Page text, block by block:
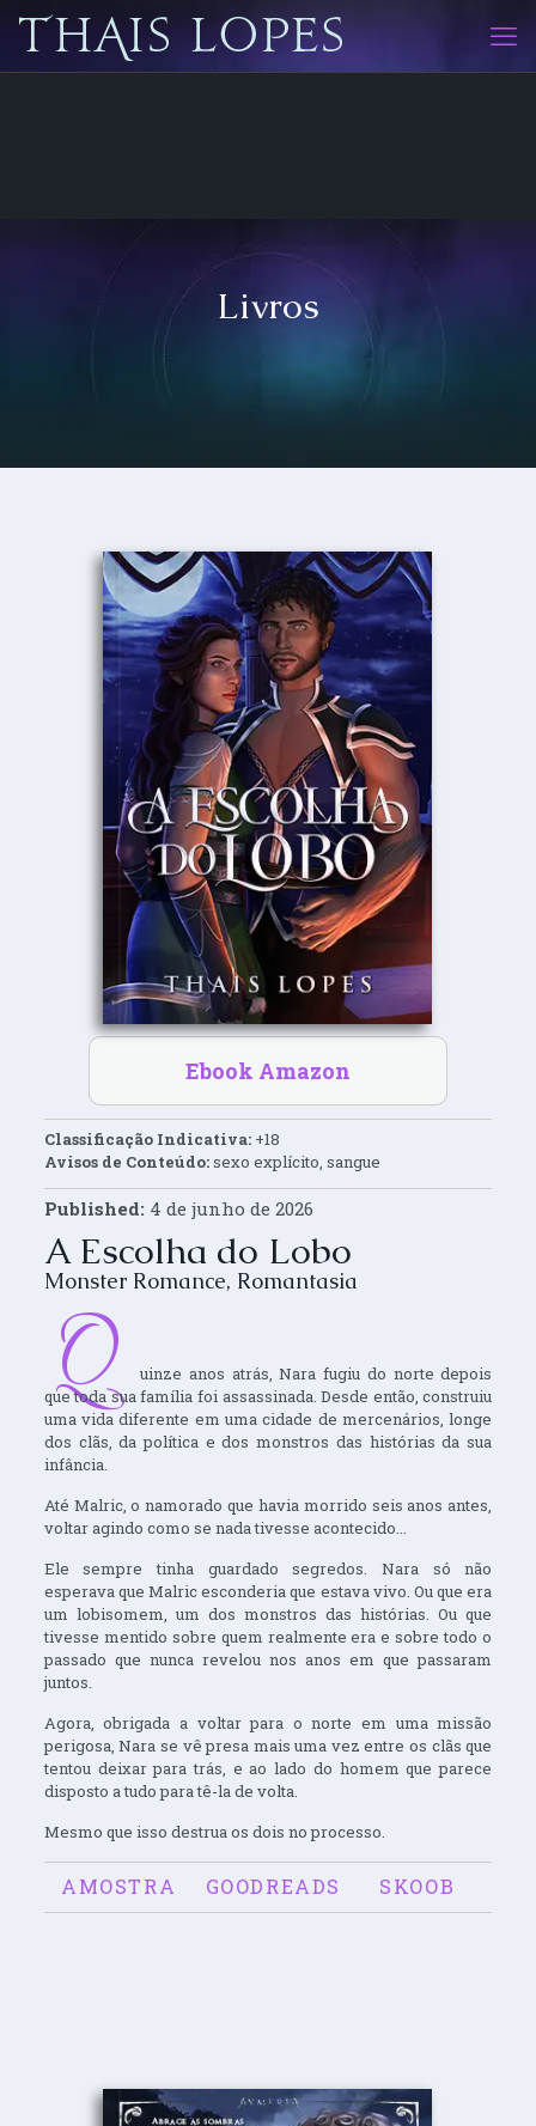
Livros
Ebook Amazon
Classificação Indicativa:+18
Avisos de Conteúdo:sexo explícito, sangue
Published: 4 de junho de 2026
A Escolha do Lobo
Monster Romance, Romantasia
Q
uinze anos atrás, Nara fugiu do norte depois
que toda sua família foi assassinada. Desde então, construiu
uma vida diferente em uma cidade de mercenários, longe
dos clãs, da política e dos monstros das histórias da sua
infância.
Até Malric, o namorado que havia morrido seis anos antes,
voltar agindo como se nada tivesse acontecido...
Ele sempre tinha guardado segredos. Nara só não
esperava que Malric esconderia que estava vivo. Ou que era
um lobisomem, um dos monstros das histórias. Ou que
tivesse mentido sobre quem realmente era e sobre todo o
passado que nunca revelou nos anos em que passaram
juntos.
Agora, obrigada a voltar para o norte em uma missão
perigosa, Nara se vê presa mais uma vez entre os clãs que
tentou deixar para trás, e ao lado do homem que parece
disposto a tudo para tê-la de volta.
Mesmo que isso destrua os dois no processo.
AMOSTRA GOODREADS SKOOB